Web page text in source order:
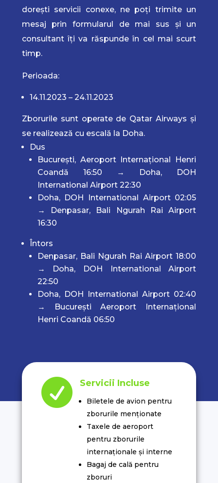
dorești servicii conexe, ne poți trimite un
mesaj prin formularul de mai sus și un
consultant îți va răspunde în cel mai scurt
timp.
Perioada:
14.11.2023 – 24.11.2023
Zborurile sunt operate de Qatar Airways și
se realizează cu escală la Doha.
Dus
București, Aeroport Internațional Henri
Coandă 16:50 → Doha, DOH
International Airport 22:30
Doha, DOH International Airport 02:05
→ Denpasar, Bali Ngurah Rai Airport
16:30
Întors
Denpasar, Bali Ngurah Rai Airport 18:00
→ Doha, DOH International Airport
22:50
Doha, DOH International Airport 02:40
→ București Aeroport Internațional
Henri Coandă 06:50
 Servicii Incluse
Biletele de avion pentru
zborurile menționate
Taxele de aeroport
pentru zborurile
internaționale și interne
Bagaj de cală pentru
zboruri